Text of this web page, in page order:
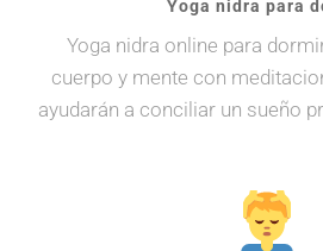
Yoga nidra para
Yoga nidra online para
cuerpo y mente con
ayudarán a conciliar un sueño